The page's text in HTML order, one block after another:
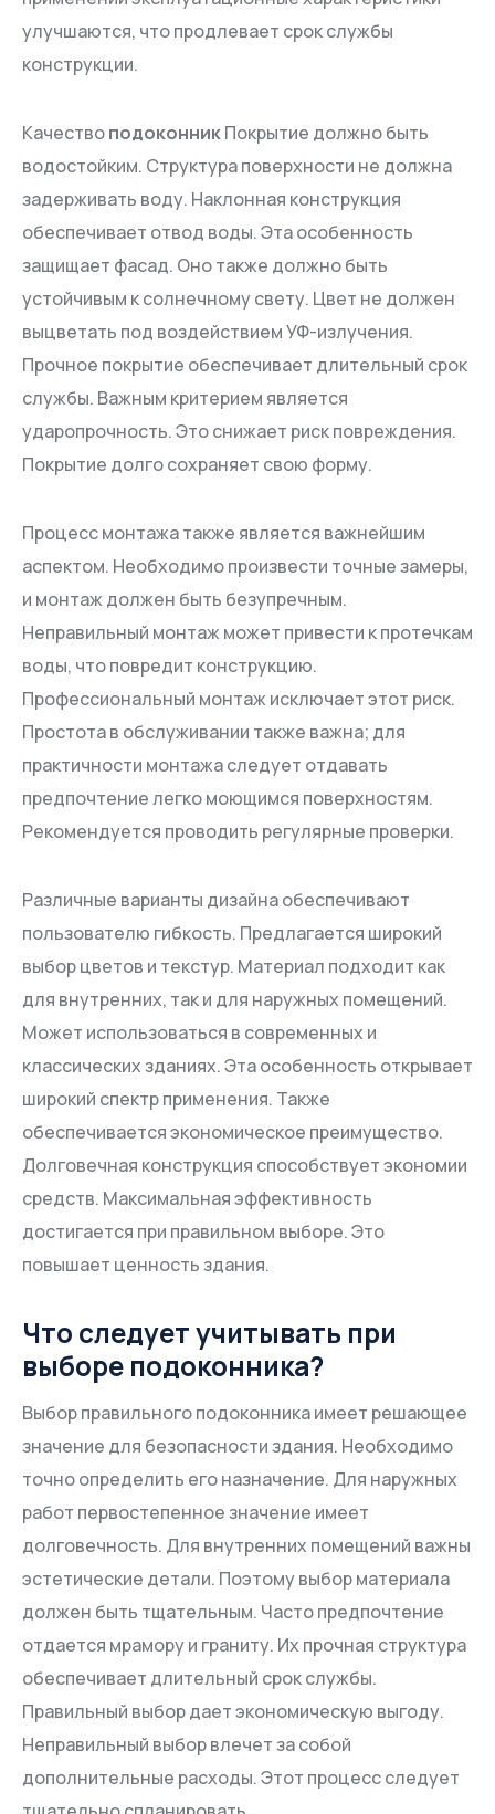
улучшаются, что продлевает срок службы
конструкции.
КачествоподоконникПокрытие должно быть
водостойким. Структура поверхности не должна
задерживать воду. Наклонная конструкция
обеспечивает отвод воды. Эта особенность
защищает фасад. Оно также должно быть
устойчивым к солнечному свету. Цвет не должен
выцветать под воздействием УФ-излучения.
Прочное покрытие обеспечивает длительный срок
службы. Важным критерием является
ударопрочность. Это снижает риск повреждения.
Покрытие долго сохраняет свою форму.
Процесс монтажа также является важнейшим
аспектом. Необходимо произвести точные замеры,
и монтаж должен быть безупречным.
Неправильный монтаж может привести к протечкам
воды, что повредит конструкцию.
Профессиональный монтаж исключает этот риск.
Простота в обслуживании также важна; для
практичности монтажа следует отдавать
предпочтение легко моющимся поверхностям.
Рекомендуется проводить регулярные проверки.
Различные варианты дизайна обеспечивают
пользователю гибкость. Предлагается широкий
выбор цветов и текстур. Материал подходит как
для внутренних, так и для наружных помещений.
Может использоваться в современных и
классических зданиях. Эта особенность открывает
широкий спектр применения. Также
обеспечивается экономическое преимущество.
Долговечная конструкция способствует экономии
средств. Максимальная эффективность
достигается при правильном выборе. Это
повышает ценность здания.
Что следует учитывать при
выборе подоконника?
Выбор правильного подоконника имеет решающее
значение для безопасности здания. Необходимо
точно определить его назначение. Для наружных
работ первостепенное значение имеет
долговечность. Для внутренних помещений важны
эстетические детали. Поэтому выбор материала
должен быть тщательным. Часто предпочтение
отдается мрамору и граниту. Их прочная структура
обеспечивает длительный срок службы.
Правильный выбор дает экономическую выгоду.
Неправильный выбор влечет за собой
дополнительные расходы. Этот процесс следует